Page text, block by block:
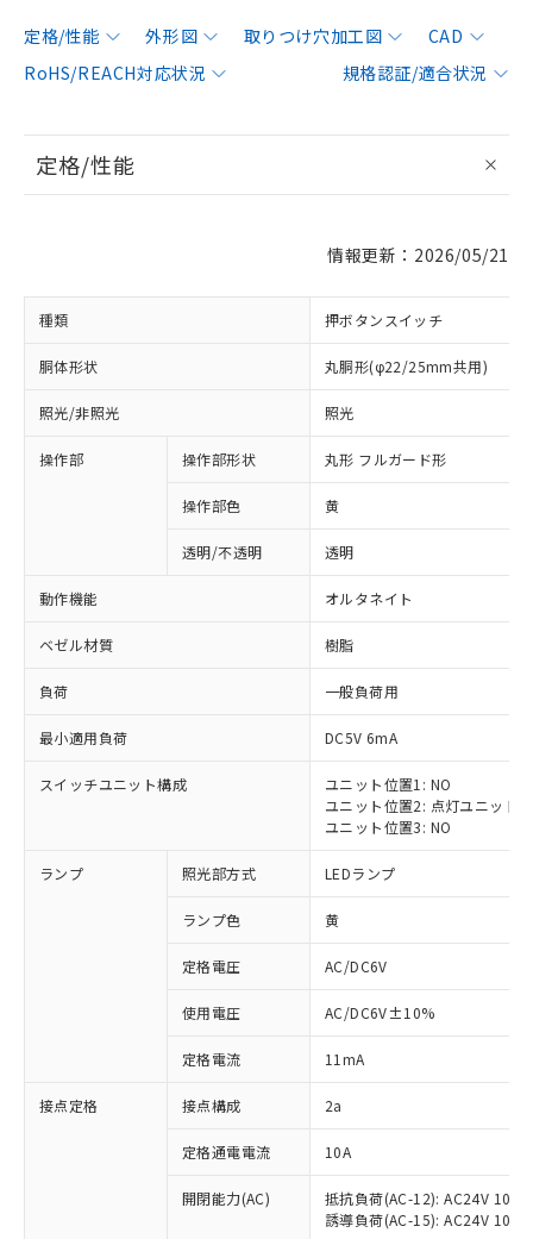
定格/性能 外形図 取りつけ穴加工図
CAD
RoHS/REACH対応状況
規格認証/適合状況
定格/性能
情報更新：2026/05/21
種類 押ボタンスイッチ
胴体形状 丸胴形(φ22/25mm共用)
照光/非照光 照光
操作部 操作部形状 丸形 フルガード形
操作部色 黄
透明/不透明 透明
動作機能 オルタネイト
ベゼル材質 樹脂
負荷 一般負荷用
最小適用負荷 DC5V 6mA
スイッチユニット構成
ユニット位置1: NO
ユニット位置2: 点灯ユニット
ユニット位置3: NO
ランプ 照光部方式 LEDランプ
ランプ色 黄
定格電圧 AC/DC6V
使用電圧 AC/DC6V±10%
定格電流 11mA
接点定格 接点構成 2a
定格通電電流 10A
開閉能力(AC)
抵抗負荷(AC-12): AC24V 10A/
誘導負荷(AC-15): AC24V
ご利用条件
以下の条件をお読みいただき、同意のうえ
ご利用ください。
本サービスは、当社制御機器事業取扱
商品の当社在庫状況および標準価格
(税抜)を提供させていただくもので
当社制御機器事業取扱商品の中には、
対応済み：EU RoHS指令（10物質）の
非含有に対応した製品が提供可能な商品で
対応予定：EU RoHS指令（10物質）の非含
有に対応した製品に切り替える予定のある
対応予定なし：EU RoHS指令（10物質）の
非含有に非対応の商品で、対応品を出す予
調査・確認中：EU RoHS指令（10物質）の
非含有の対応状況を調査中または確認中の
非該当品：ライセンス料など無形物で、有
害物質有無と関係のない商品です。
仕入先様の事情により、非含有部品として
「○」：最大均質材料含有率が中国RoHSの
基準値以下であることを示します。
「×」：最大均質材料含有率が中国RoHSの